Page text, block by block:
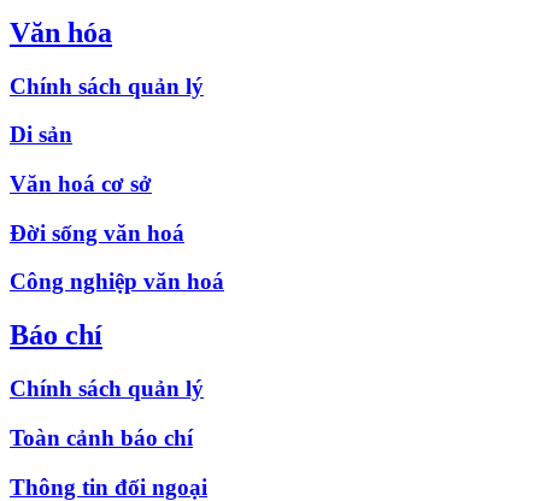
Văn hóa
Chính sách quản lý
Di sản
Văn hoá cơ sở
Đời sống văn hoá
Công nghiệp văn hoá
Báo chí
Chính sách quản lý
Toàn cảnh báo chí
Thông tin đối ngoại